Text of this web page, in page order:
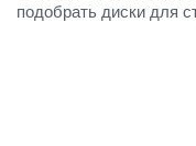
подобрать диски для